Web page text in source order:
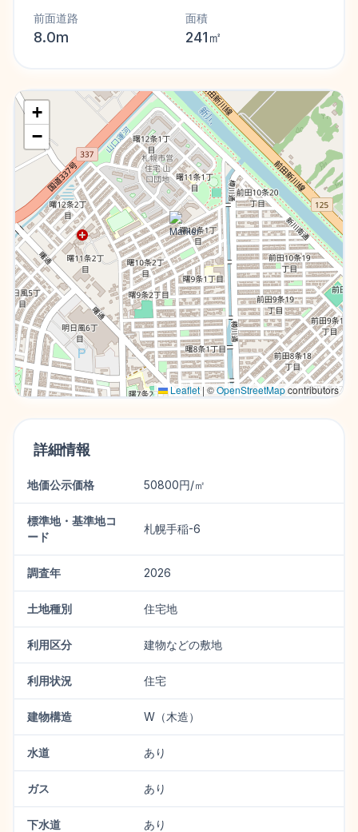
前面道路
8.0m
面積
241㎡
+
−
Leaflet | ©OpenStreetMapcontributors
詳細情報
地価公示価格 50800円/㎡
標準地・基準地コ
ード
札幌手稲-6
調査年 2026
土地種別 住宅地
利用区分 建物などの敷地
利用状況 住宅
建物構造 W（木造）
水道 あり
ガス あり
下水道 あり